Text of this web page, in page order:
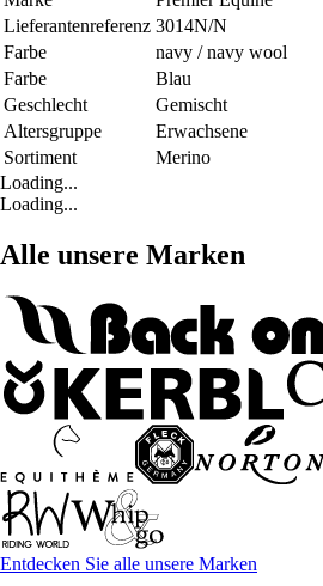
Lieferantenreferenz 3014N/N
Farbe
navy / navy wool
Farbe
Blau
Geschlecht
Gemischt
Altersgruppe
Erwachsene
Sortiment
Merino
Loading...
Loading...
Alle unsere Marken
Entdecken Sie alle unsere Marken